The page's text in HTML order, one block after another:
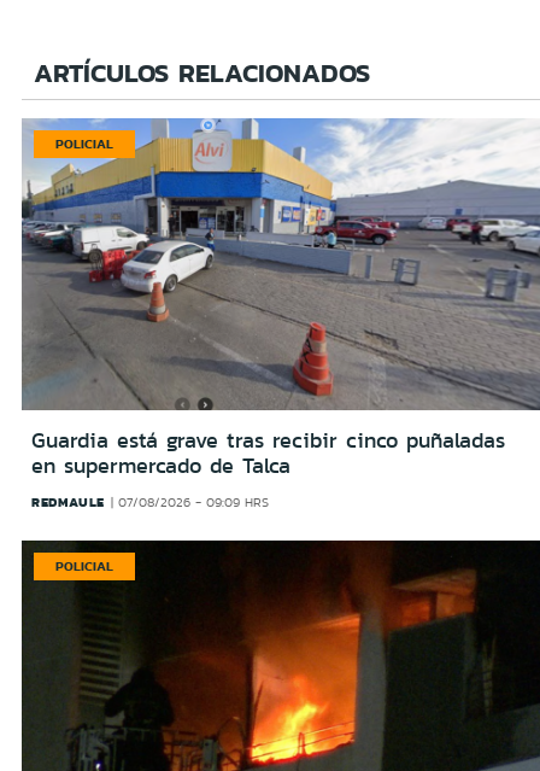
ARTÍCULOS RELACIONADOS
POLICIAL
Guardia está grave tras recibir cinco puñaladas
en supermercado de Talca
REDMAULE 07/08/2026 - 09:09 HRS
POLICIAL